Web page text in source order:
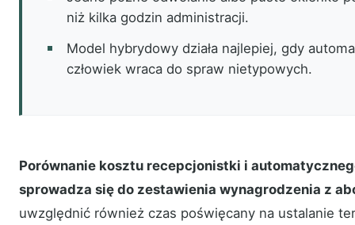
niż kilka godzin administracji.
Model hybrydowy działa najlepiej, gdy
człowiek wraca do spraw nietypowych.
Porównanie kosztu recepcjonistki i
sprowadza się do zestawienia wynagrodzenia z
uwzględnić również czas poświęcany na ustalanie